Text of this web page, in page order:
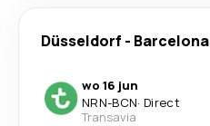
Düsseldorf - Barcelona
wo 16 jun
NRN-BCN· Direct
Transavia